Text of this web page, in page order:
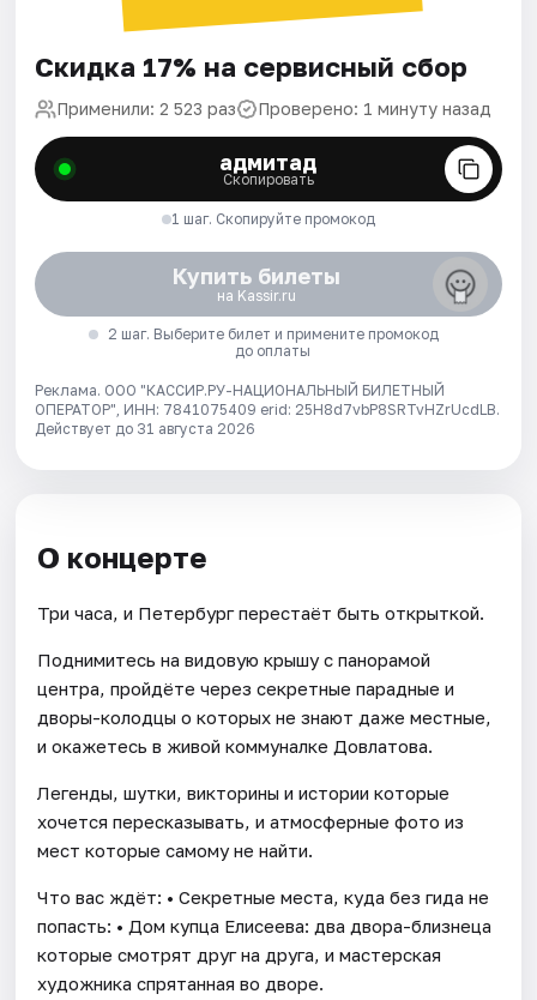
Скидка 17% на сервисный сбор
Применили: 2 523 раз Проверено: 1 минуту назад
адмитад
Скопировать
1 шаг. Скопируйте промокод
Купить билеты
на Kassir.ru
2 шаг. Выберите билет и примените промокод
до оплаты
Реклама. ООО "КАССИР.РУ-НАЦИОНАЛЬНЫЙ БИЛЕТНЫЙ
ОПЕРАТОР", ИНН: 7841075409 erid: 25H8d7vbP8SRTvHZrUcdLB.
Действует до 31 августа 2026
О концерте
Три часа, и Петербург перестаёт быть открыткой.
Поднимитесь на видовую крышу с панорамой
центра, пройдёте через секретные парадные и
дворы-колодцы о которых не знают даже местные,
и окажетесь в живой коммуналке Довлатова.
Легенды, шутки, викторины и истории которые
хочется пересказывать, и атмосферные фото из
мест которые самому не найти.
Что вас ждёт: • Секретные места, куда без гида не
попасть: • Дом купца Елисеева: два двора-близнеца
которые смотрят друг на друга, и мастерская
художника спрятанная во дворе.